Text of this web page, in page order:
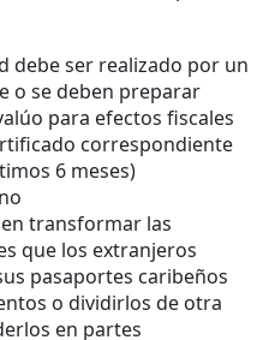
debe ser realizado por un
o se deben preparar
para efectos fiscales
correspondiente
6 meses)
transformar las
que los extranjeros
pasaportes caribeños
o dividirlos de otra
en partes